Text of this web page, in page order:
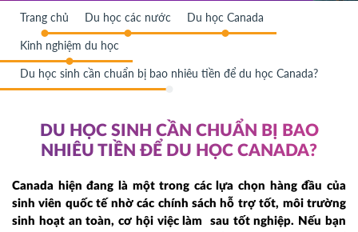
Trang chủ Du học các nước Du học Canada
Kinh nghiệm du học
Du học sinh cần chuẩn bị bao nhiêu tiền để du học Canada?
DU HỌC SINH CẦN CHUẨN BỊ BAO
NHIÊU TIỀN ĐỂ DU HỌC CANADA?
Canada hiện đang là một trong các lựa chọn hàng đầu của
sinh viên quốc tế nhờ các chính sách hỗ trợ tốt, môi trường
sinh hoạt an toàn, cơ hội việc làm sau tốt nghiệp. Nếu bạn